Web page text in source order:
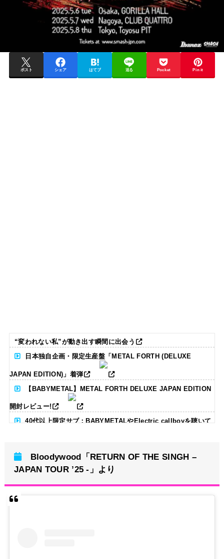
ポスト シェア はてブ 送る Pocket Pin it
“変われない私”が動き出す瞬間に出会う
日本独自企画・限定生産盤「METAL FORTH (DELUXE
JAPAN EDITION)」着弾
【BABYMETAL】METAL FORTH DELUXE JAPAN EDITION
開封レビュー!
40代以上限定サブ：BABYMETALやElectric callboyを聴いて
BABYMETAL「CANNONBALL外伝」グッズ販売決定
タワーレコード新宿店にてBABYMETALのパネル展が開催中
Bloodywood「RETURN OF THE SINGH –
JAPAN TOUR ’25 -」より